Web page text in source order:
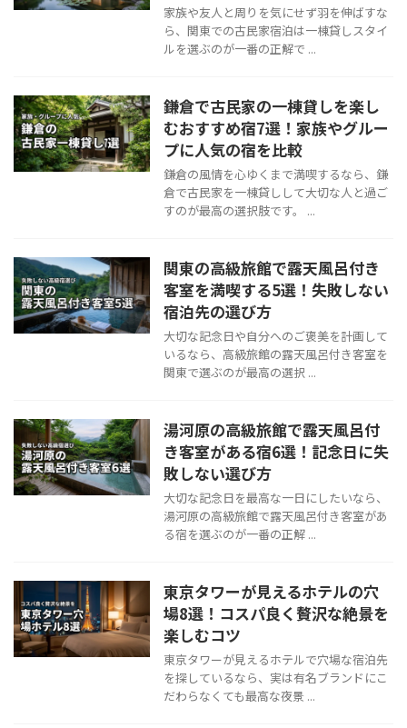
家族や友人と周りを気にせず羽を伸ばすな
ら、関東での古民家宿泊は一棟貸しスタイ
ルを選ぶのが一番の正解で ...
鎌倉で古民家の一棟貸しを楽し
むおすすめ宿7選！家族やグルー
プに人気の宿を比較
鎌倉の風情を心ゆくまで満喫するなら、鎌
倉で古民家を一棟貸しして大切な人と過ご
すのが最高の選択肢です。 ...
関東の高級旅館で露天風呂付き
客室を満喫する5選！失敗しない
宿泊先の選び方
大切な記念日や自分へのご褒美を計画して
いるなら、高級旅館の露天風呂付き客室を
関東で選ぶのが最高の選択 ...
湯河原の高級旅館で露天風呂付
き客室がある宿6選！記念日に失
敗しない選び方
大切な記念日を最高な一日にしたいなら、
湯河原の高級旅館で露天風呂付き客室があ
る宿を選ぶのが一番の正解 ...
東京タワーが見えるホテルの穴
場8選！コスパ良く贅沢な絶景を
楽しむコツ
東京タワーが見えるホテルで穴場な宿泊先
を探しているなら、実は有名ブランドにこ
だわらなくても最高な夜景 ...